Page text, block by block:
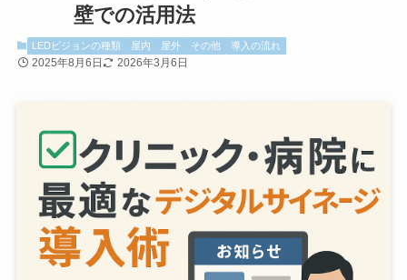
壁での活用法
LEDビジョンの種類 屋内 屋外 その他 導入の流れ
2025年8月6日 2026年3月6日